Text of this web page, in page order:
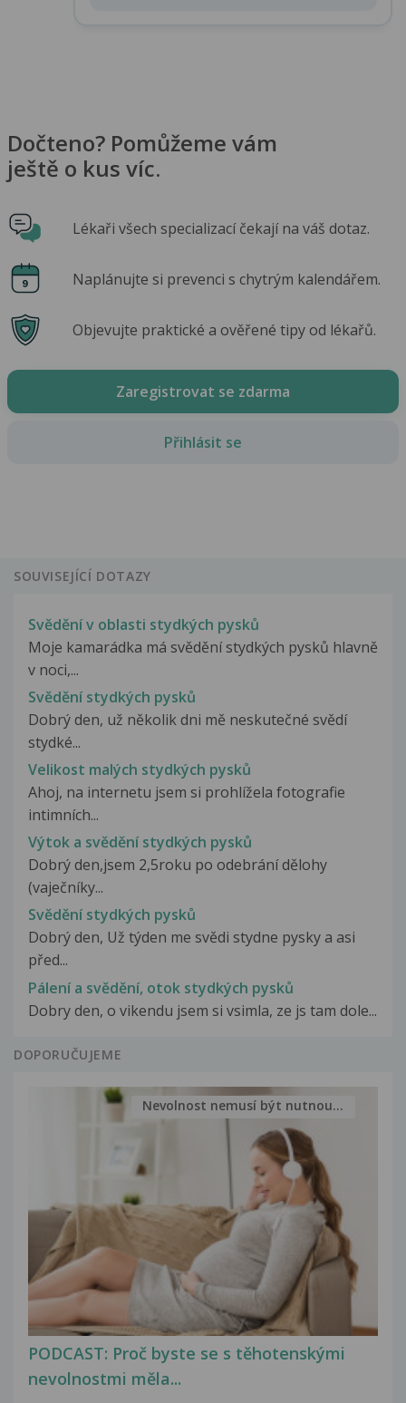
Dočteno? Pomůžeme vám
ještě o kus víc.
Lékaři všech specializací čekají na váš dotaz.
Naplánujte si prevenci s chytrým kalendářem.
Objevujte praktické a ověřené tipy od lékařů.
Zaregistrovat se zdarma
Přihlásit se
SOUVISEJÍCÍ DOTAZY
Svědění v oblasti stydkých pysků
Moje kamarádka má svědění stydkých pysků hlavně
v noci,...
Svědění stydkých pysků
Dobrý den, už několik dni mě neskutečné svědí
stydké...
Velikost malých stydkých pysků
Ahoj, na internetu jsem si prohlížela fotografie
intimních...
Výtok a svědění stydkých pysků
Dobrý den,jsem 2,5roku po odebrání dělohy
(vaječníky...
Svědění stydkých pysků
Dobrý den, Už týden me svědi stydne pysky a asi
před...
Pálení a svědění, otok stydkých pysků
Dobry den, o vikendu jsem si vsimla, ze js tam dole...
DOPORUČUJEME
PODCAST: Proč byste se s těhotenskými
nevolnostmi měla...
Nevolnost nemusí být nutnou...